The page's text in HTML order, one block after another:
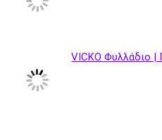
VICKO Φυλλάδιο